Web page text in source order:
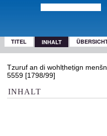
TITEL INHALT
Tzuruf an di wohlṭheṭign
5559 [1798/99]
INHALT